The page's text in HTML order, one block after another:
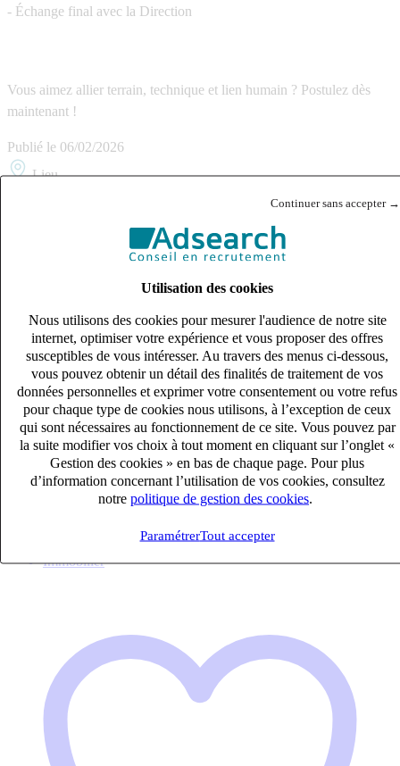
Continuer sans accepter →
Utilisation des cookies
Nous utilisons des cookies pour mesurer l'audience de notre site
internet, optimiser votre expérience et vous proposer des offres
susceptibles de vous intéresser. Au travers des menus ci-dessous,
vous pouvez obtenir un détail des finalités de traitement de vos
données personnelles et exprimer votre consentement ou votre refus
pour chaque type de cookies nous utilisons, à l’exception de ceux
qui sont nécessaires au fonctionnement de ce site. Vous pouvez par
la suite modifier vos choix à tout moment en cliquant sur l’onglet «
Gestion des cookies » en bas de chaque page. Pour plus
d’information concernant l’utilisation de vos cookies, consultez
notre politique de gestion des cookies
ParamétrerTout accepter
- Échange final avec la Direction
Vous aimez allier terrain, technique et lien humain ? Postulez dès
maintenant !
Publié le 06/02/2026
Lieu
Référence
140273
Partager ce poste :
Copier le lien
Je postule
Postes similaires
Immobilier